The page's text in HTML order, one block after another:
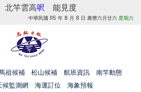
北竿雲高呎 能見度
中華民國 115 年 8 月 8 日 農曆六月廿六 星期六
祖候補 松山候補 航班資訊
南竿動態
候監測網 海運訂位 海象預報